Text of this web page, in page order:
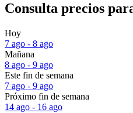
Consulta precios
Hoy
7 ago - 8 ago
Mañana
8 ago - 9 ago
Este fin de semana
7 ago - 9 ago
Próximo fin de semana
14 ago - 16 ago